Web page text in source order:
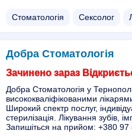
Стоматологія Сексолог
Добра Стоматологія
Зачинено зараз
Добра Стоматологія у Тернополі
висококваліфікованими
Широкий спектр послуг,
стерилізація. Лікування зубів,
Запишіться на прийом: +380 97